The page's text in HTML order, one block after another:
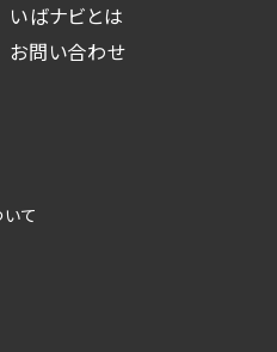
いばナビとは
お問い合わせ
て